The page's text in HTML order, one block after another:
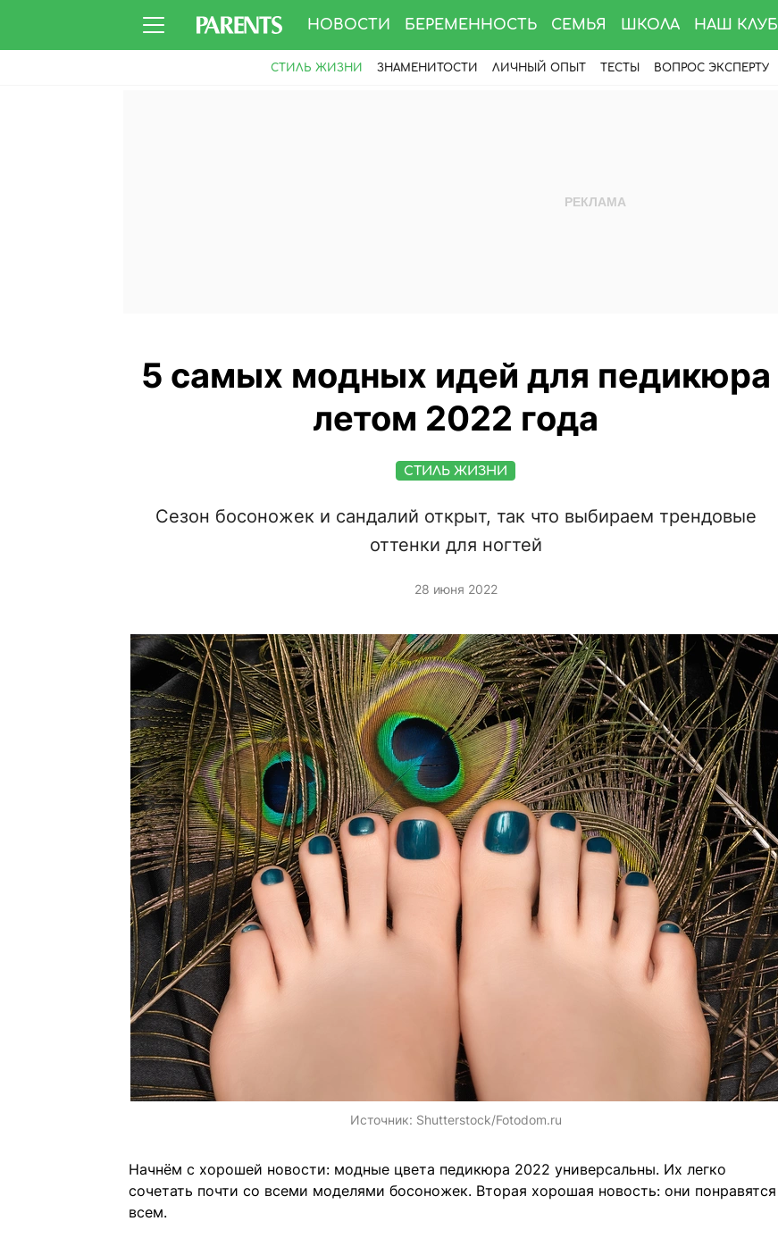
НОВОСТИ БЕРЕМЕННОСТЬ СЕМЬЯ ШКОЛА НАШ КЛУБ
СТИЛЬ ЖИЗНИ ЗНАМЕНИТОСТИ ЛИЧНЫЙ ОПЫТ ТЕСТЫ ВОПРОС ЭКСПЕРТУ
5 самых модных идей для педикюра
летом 2022 года
СТИЛЬ ЖИЗНИ
Сезон босоножек и сандалий открыт, так что выбираем трендовые
оттенки для ногтей
28 июня 2022
Источник: Shutterstock/Fotodom.ru
Начнём с хорошей новости: модные цвета педикюра 2022 универсальны. Их легко
сочетать почти со всеми моделями босоножек. Вторая хорошая новость: они понравятся
всем.